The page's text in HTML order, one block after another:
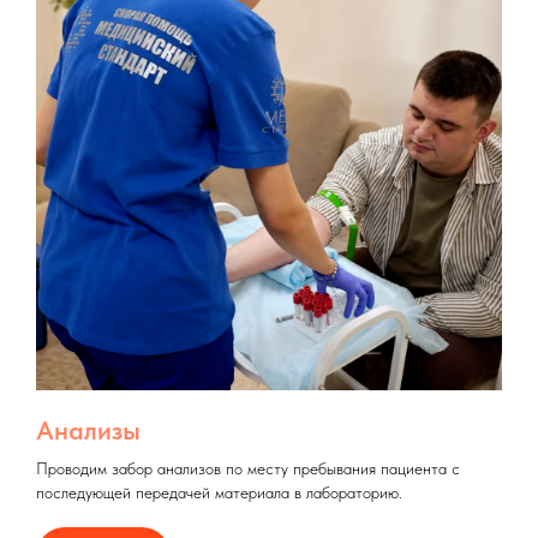
Анализы
Проводим забор анализов по месту пребывания пациента с
последующей передачей материала в лабораторию.